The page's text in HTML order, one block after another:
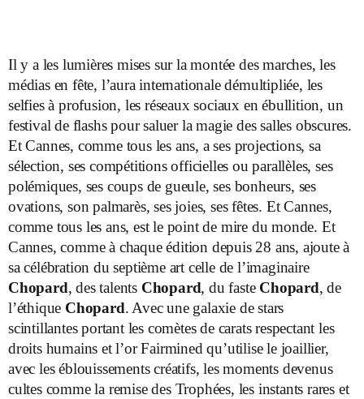
Il y a les lumières mises sur la montée des marches, les
médias en fête, l’aura internationale démultipliée, les
selfies à profusion, les réseaux sociaux en ébullition, un
festival de flashs pour saluer la magie des salles obscures.
Et Cannes, comme tous les ans, a ses projections, sa
sélection, ses compétitions officielles ou parallèles, ses
polémiques, ses coups de gueule, ses bonheurs, ses
ovations, son palmarès, ses joies, ses fêtes. Et Cannes,
comme tous les ans, est le point de mire du monde. Et
Cannes, comme à chaque édition depuis 28 ans, ajoute à
sa célébration du septième art celle de l’imaginaire
Chopard, des talents Chopard, du faste Chopard, de
l’éthique Chopard. Avec une galaxie de stars
scintillantes portant les comètes de carats respectant les
droits humains et l’or Fairmined qu’utilise le joaillier,
avec les éblouissements créatifs, les moments devenus
cultes comme la remise des Trophées, les instants rares et